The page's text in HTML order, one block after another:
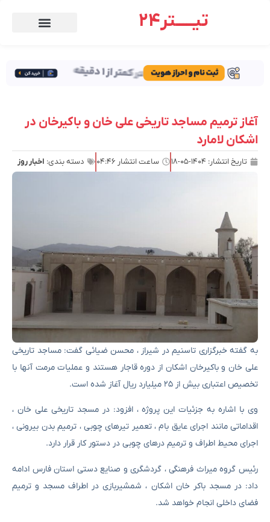
تیـــــتر24
آغاز ترمیم مساجد تاریخی علی خان و باکیرخان در
اشکان لامارد
تاریخ انتشار: ۱۴۰۴-۰۵-۱۸ ساعت انتشار ۰۴:۴۶ دسته بندی: اخبار روز
به گفته خبرگزاری تاسنیم در شیراز ، محسن ضیائی گفت: مساجد تاریخی
علی خان و باکیرخان اشکان از دوره قاجار هستند و عملیات مرمت آنها با
تخصیص اعتباری بیش از ۲۵ میلیارد ریال آغاز شده است.
وی با اشاره به جزئیات این پروژه ، افزود: در مسجد تاریخی علی خان ،
اقداماتی مانند اجرای عایق بام ، تعمیر تیرهای چوبی ، ترمیم بدن بیرونی ،
اجرای محیط اطراف و ترمیم درهای چوبی در دستور کار قرار دارد.
رئیس گروه میراث فرهنگی ، گردشگری و صنایع دستی استان فارس ادامه
داد: در مسجد باکر خان اشکان ، شمشیربازی در اطراف مسجد و ترمیم
فضای داخلی انجام خواهد شد.